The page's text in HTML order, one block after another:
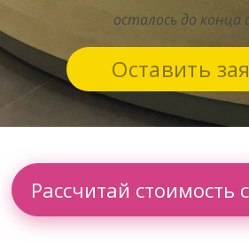
осталось до конца
Оставить
Рассчитай стоимость